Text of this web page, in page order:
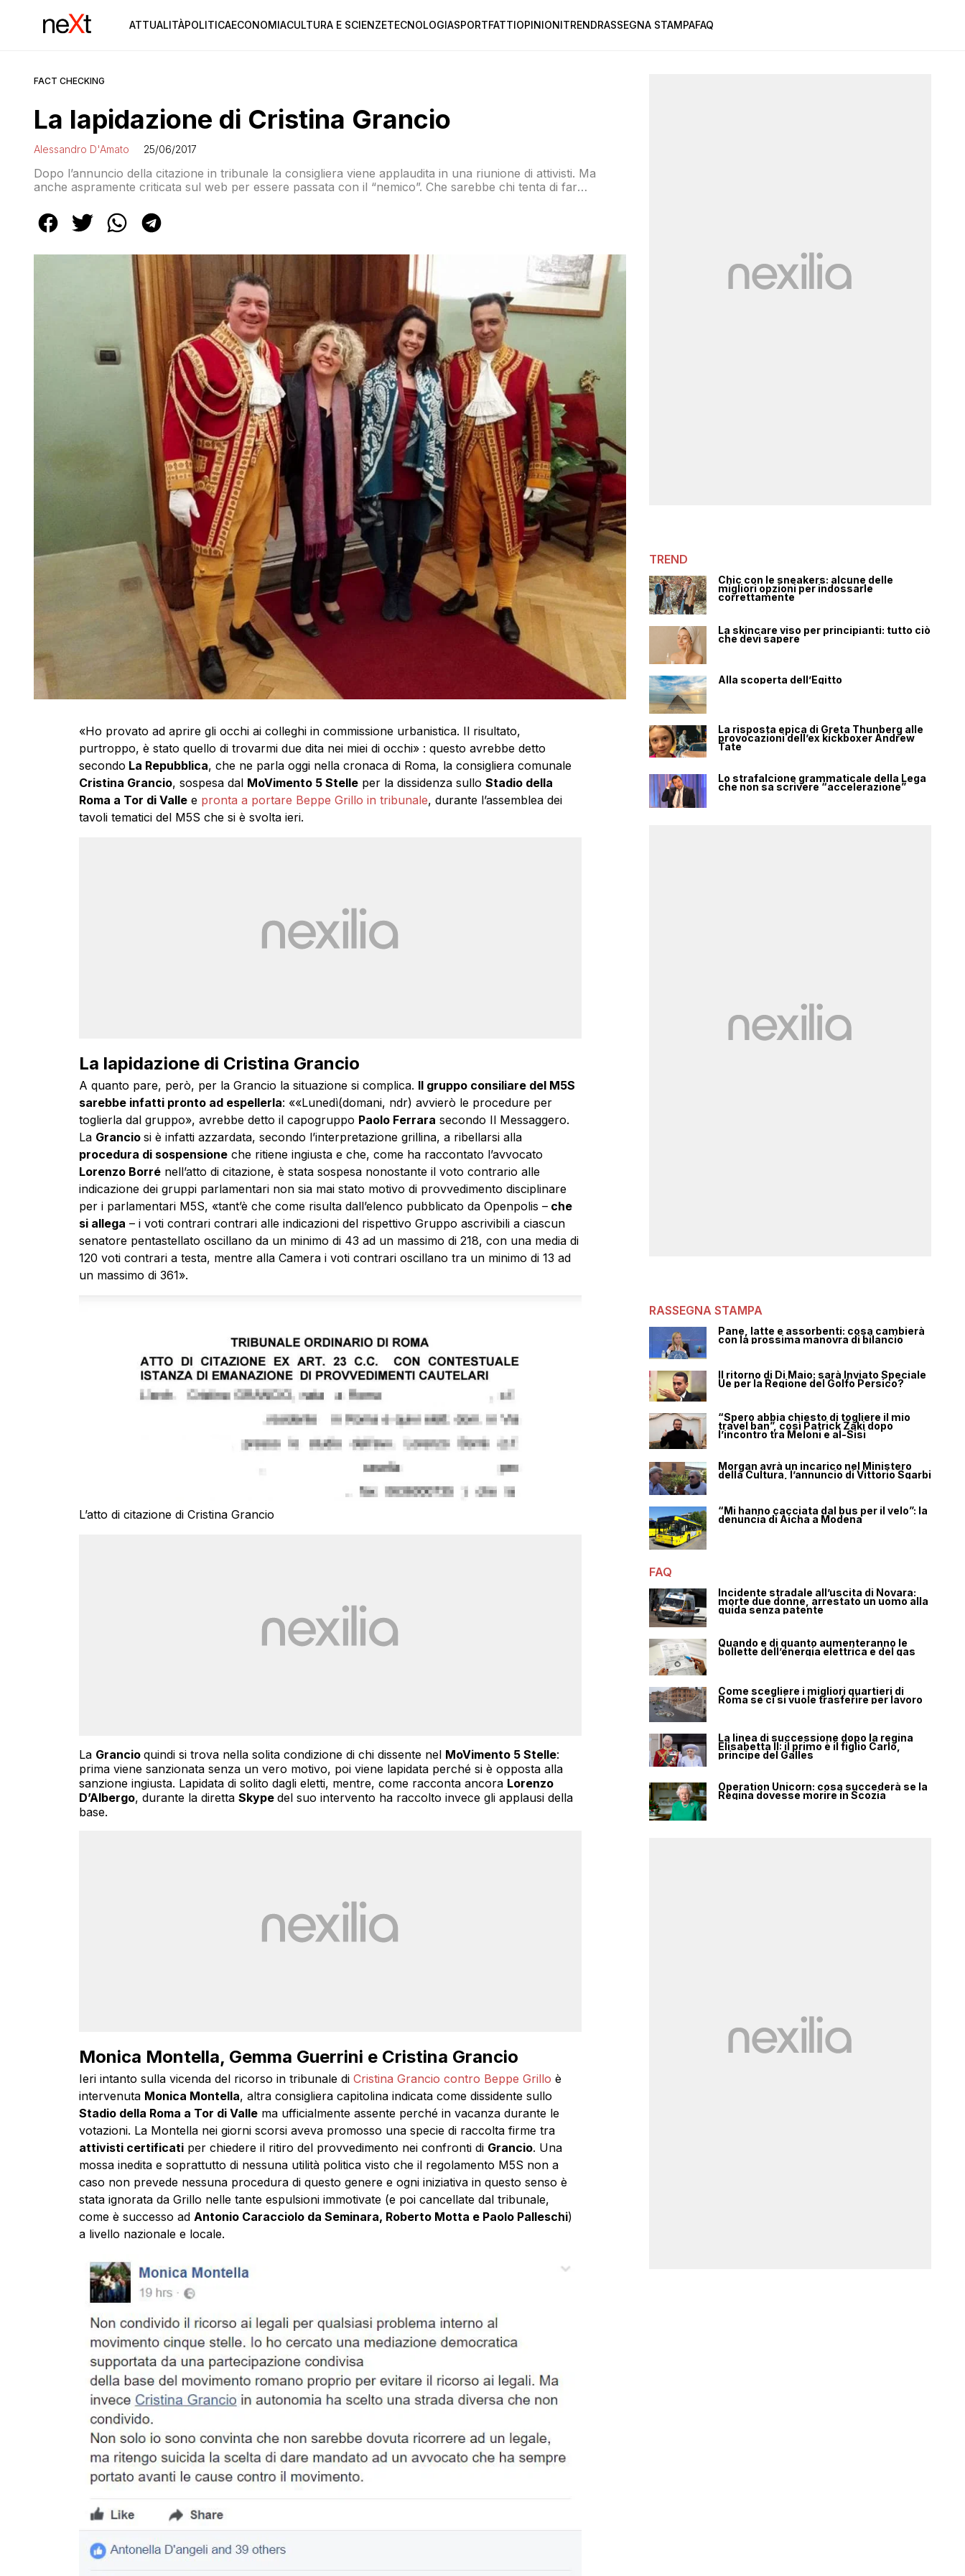
ATTUALITÀPOLITICAECONOMIACULTURA E SCIENZETECNOLOGIASPORTFATTIOPINIONITRENDRASSEGNA STAMPAFAQ
FACT CHECKING
La lapidazione di Cristina Grancio
Alessandro D'Amato 25/06/2017
Dopo l’annuncio della citazione in tribunale la consigliera viene applaudita in una riunione di attivisti. Ma
anche aspramente criticata sul web per essere passata con il “nemico”. Che sarebbe chi tenta di far
cacciarla lunedì dal gruppo
«Ho provato ad aprire gli occhi ai colleghi in commissione urbanistica. Il risultato,
purtroppo, è stato quello di trovarmi due dita nei miei di occhi» : questo avrebbe detto
secondo La Repubblica, che ne parla oggi nella cronaca di Roma, la consigliera comunale
Cristina Grancio, sospesa dal MoVimento 5 Stelleper la dissidenza sullo Stadio della
Roma a Tor di Vallee pronta a portare Beppe Grillo in tribunale, durante l’assemblea dei
tavoli tematici del M5S che si è svolta ieri.
La lapidazione di Cristina Grancio
A quanto pare, però, per la Grancio la situazione si complica. Il gruppo consiliare del M5S
sarebbe infatti pronto ad espellerla: ««Lunedì(domani, ndr) avvierò le procedure per
toglierla dal gruppo», avrebbe detto il capogruppo Paolo Ferrara secondo Il Messaggero.
La Grancio si è infatti azzardata, secondo l’interpretazione grillina, a ribellarsi alla
procedura di sospensioneche ritiene ingiusta e che, come ha raccontato l’avvocato
Lorenzo Borrénell’atto di citazione, è stata sospesa nonostante il voto contrario alle
indicazione dei gruppi parlamentari non sia mai stato motivo di provvedimento disciplinare
per i parlamentari M5S, «tant’è che come risulta dall’elenco pubblicato da Openpolis –che
si allega – i voti contrari contrari alle indicazioni del rispettivo Gruppo ascrivibili a ciascun
senatore pentastellato oscillano da un minimo di 43 ad un massimo di 218, con una media di
120 voti contrari a testa, mentre alla Camera i voti contrari oscillano tra un minimo di 13 ad
un massimo di 361».
L’atto di citazione di Cristina Grancio
La Grancio quindi si trova nella solita condizione di chi dissente nel MoVimento 5 Stelle:
prima viene sanzionata senza un vero motivo, poi viene lapidata perché si è opposta alla
sanzione ingiusta. Lapidata di solito dagli eletti, mentre, come racconta ancora Lorenzo
D’Albergo, durante la diretta Skype del suo intervento ha raccolto invece gli applausi della
base.
Monica Montella, Gemma Guerrini e Cristina Grancio
Ieri intanto sulla vicenda del ricorso in tribunale di Cristina Grancio contro Beppe Grillo è
intervenuta Monica Montella, altra consigliera capitolina indicata come dissidente sullo
Stadio della Roma a Tor di Vallema ufficialmente assente perché in vacanza durante le
votazioni. La Montella nei giorni scorsi aveva promosso una specie di raccolta firme tra
attivisti certificatiper chiedere il ritiro del provvedimento nei confronti di Grancio. Una
mossa inedita e soprattutto di nessuna utilità politica visto che il regolamento M5S non a
caso non prevede nessuna procedura di questo genere e ogni iniziativa in questo senso è
stata ignorata da Grillo nelle tante espulsioni immotivate (e poi cancellate dal tribunale,
come è successo ad Antonio Caracciolo da Seminara, Roberto Motta e Paolo Palleschi)
a livello nazionale e locale.
TREND
Chic con le sneakers: alcune delle
migliori opzioni per indossarle
correttamente
La skincare viso per principianti: tutto ciò
che devi sapere
Alla scoperta dell’Egitto
La risposta epica di Greta Thunberg alle
provocazioni dell’ex kickboxer Andrew
Tate
Lo strafalcione grammaticale della Lega
che non sa scrivere “accelerazione”
RASSEGNA STAMPA
Pane, latte e assorbenti: cosa cambierà
con la prossima manovra di bilancio
Il ritorno di Di Maio: sarà Inviato Speciale
Ue per la Regione del Golfo Persico?
“Spero abbia chiesto di togliere il mio
travel ban”, così Patrick Zaki dopo
l’incontro tra Meloni e al-Sisi
Morgan avrà un incarico nel Ministero
della Cultura, l’annuncio di Vittorio Sgarbi
“Mi hanno cacciata dal bus per il velo”: la
denuncia di Aicha a Modena
FAQ
Incidente stradale all’uscita di Novara:
morte due donne, arrestato un uomo alla
guida senza patente
Quando e di quanto aumenteranno le
bollette dell’energia elettrica e del gas
Come scegliere i migliori quartieri di
Roma se ci si vuole trasferire per lavoro
La linea di successione dopo la regina
Elisabetta II: il primo è il figlio Carlo,
principe del Galles
Operation Unicorn: cosa succederà se la
Regina dovesse morire in Scozia